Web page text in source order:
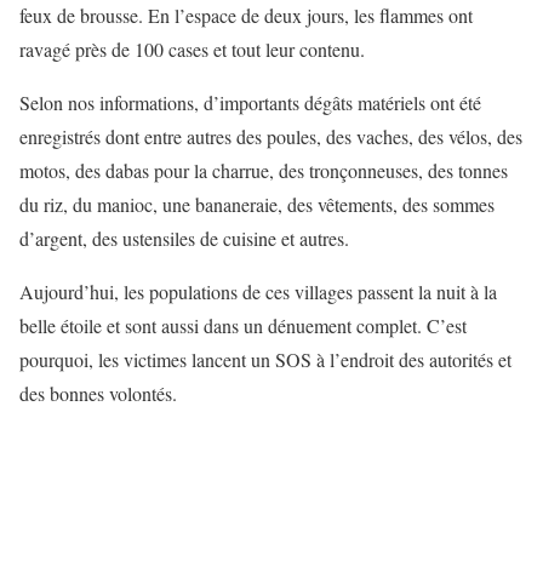
feux de brousse. En l’espace de deux jours, les flammes ont
ravagé près de 100 cases et tout leur contenu.
Selon nos informations, d’importants dégâts matériels ont été
enregistrés dont entre autres des poules, des vaches, des vélos, des
motos, des dabas pour la charrue, des tronçonneuses, des tonnes
du riz, du manioc, une bananeraie, des vêtements, des sommes
d’argent, des ustensiles de cuisine et autres.
Aujourd’hui, les populations de ces villages passent la nuit à la
belle étoile et sont aussi dans un dénuement complet. C’est
pourquoi, les victimes lancent un SOS à l’endroit des autorités et
des bonnes volontés.